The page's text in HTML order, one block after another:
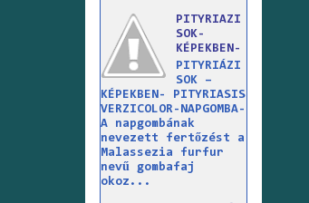
PITYRIAZI
SOK-
KÉPEKBEN-
PITYRIÁZI
SOK –
KÉPEKBEN- PITYRIASIS
VERZICOLOR-NAPGOMBA-
A napgombának
nevezett fertőzést a
Malassezia furfur
nevű gombafaj
okoz...